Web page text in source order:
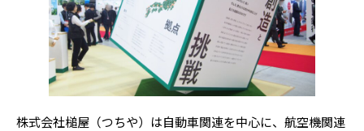
株式会社槌屋（つちや）は自動車関連を中心に、航空機関連